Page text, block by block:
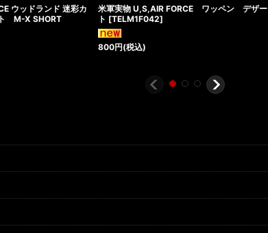
ウッドランド 迷彩カ
M-X SHORT
米軍実物 U,S,AIR FORCE ワッペン デザー
ト [TELM1F042]
800円(税込)